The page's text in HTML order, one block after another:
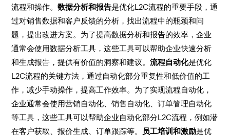
流程和操作。数据分析和报告是优化L2C流程的重要手段，通
过对销售数据和客户反馈的分析，找出流程中的瓶颈和问
题，提出改进方案。为了提高数据分析和报告的效率，企业
通常会使用数据分析工具，这些工具可以帮助企业快速分析
和生成报告，提供有价值的洞察和建议。流程自动化是优化
L2C流程的关键方法，通过自动化部分重复性和低价值的工
作，减少手动操作，提高工作效率。为了实现流程自动化，
企业通常会使用营销自动化、销售自动化、订单管理自动化
等工具，这些工具可以帮助企业自动化部分L2C流程，例如潜
在客户获取、报价生成、订单跟踪等。
员工培训和激励是优